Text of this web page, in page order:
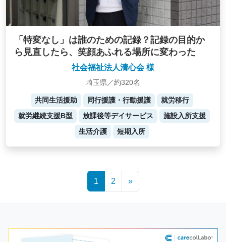
「特変なし」は誰のための記録？記録の目的か
ら見直したら、笑顔あふれる場所に変わった
社会福祉法人清心会 様
埼玉県／約320名
共同生活援助 同行援護・行動援護
就労移行
就労継続支援B型
放課後等デイサービス
施設入所支援
生活介護
短期入所
1 2 »